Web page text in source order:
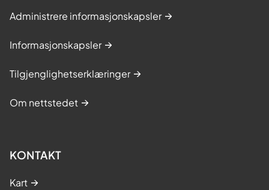
Administrere informasjonskapsler
Informasjonskapsler
Tilgjenglighetserklæringer
Om nettstedet
KONTAKT
Kart